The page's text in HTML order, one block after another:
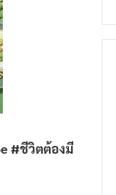
#ชีวิตต้องมี